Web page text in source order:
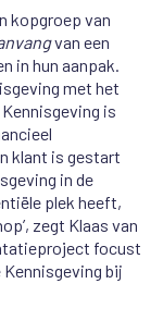
kopgroep van
van een
in hun aanpak.
met het
is
klant is gestart
in de
plek heeft,
zegt Klaas van
focust
bij